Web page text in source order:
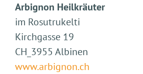
Arbignon Heilkräuter
im Rosutrukelti
Kirchgasse 19
CH_3955 Albinen
www.arbignon.ch